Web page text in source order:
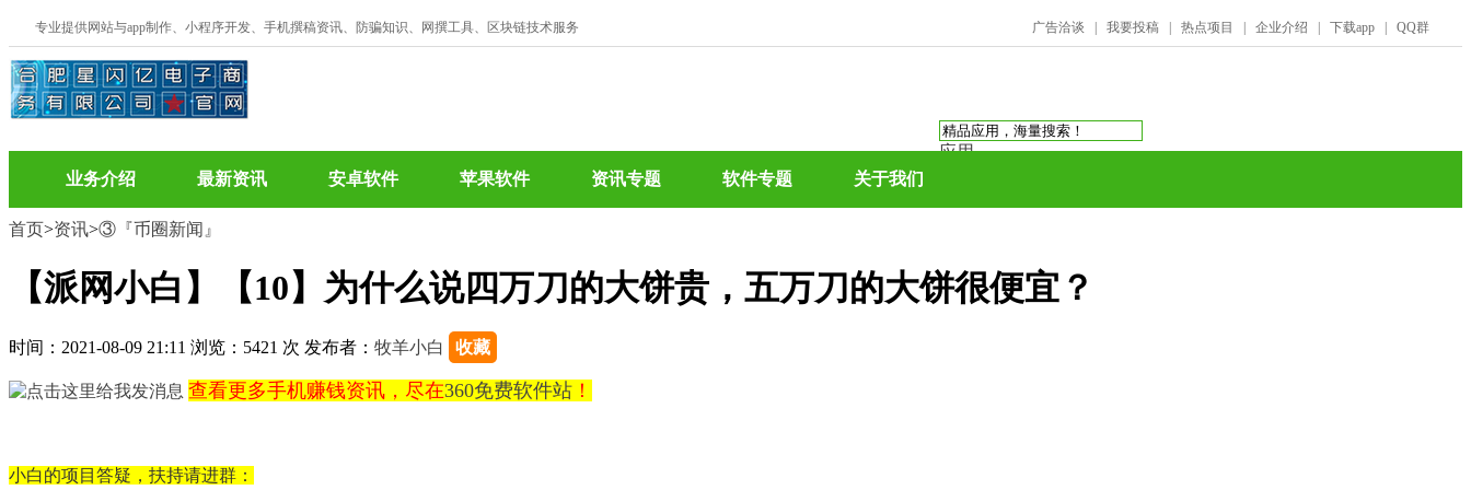
专业提供网站与app制作、小程序开发、手机撰稿资讯、防骗知识、网撰工具、区块链技术服务 广告洽谈 我要投稿 热点项目 企业介绍 下载app QQ群
应用
热门搜索：庞氏骗局
业务介绍 最新资讯 安卓软件 苹果软件 资讯专题 软件专题 关于我们
首页>资讯>③『币圈新闻』
【派网小白】【10】为什么说四万刀的大饼贵，五万刀的大饼很便宜？
时间：2021-08-09 21:11 浏览：5421 次 发布者： 牧羊小白 收藏
查看更多手机赚钱资讯，尽在360免费软件站 ！
小白的项目答疑，扶持请进群：